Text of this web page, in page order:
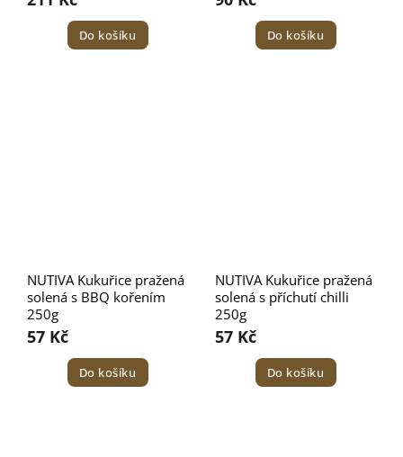
Do košíku Do košíku
NUTIVA Kukuřice pražená
solená s BBQ kořením
250g
57 Kč
Do košíku
NUTIVA Kukuřice pražená
solená s příchutí chilli
250g
57 Kč
Do košíku